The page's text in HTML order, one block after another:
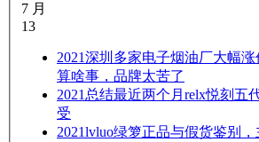
7 月
13
2021深圳多家电子烟油厂大幅
算啥事，品牌太苦了
2021 总结最近两个月relx悦刻五
受
2021lvluo绿箩正品与假货鉴别